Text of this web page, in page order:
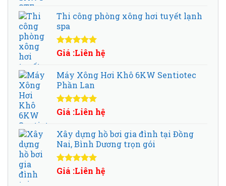
Thi công phòng xông hơi tuyết lạnh
spa
Được xếp
Giá :Liên hệ
Máy Xông Hơi Khô 6KW Sentiotec
Phần Lan
Được xếp
Giá :Liên hệ
Xây dựng hồ bơi gia đình tại Đồng
Nai, Bình Dương trọn gói
Được xếp
Giá :Liên hệ